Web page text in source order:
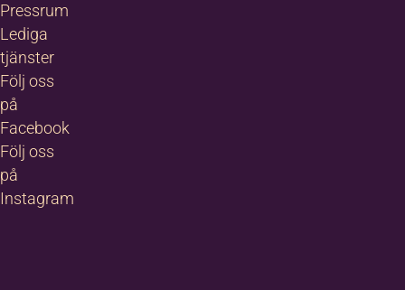
Pressrum
Lediga
tjänster
Följ oss
på
Facebook
Följ oss
på
Instagram